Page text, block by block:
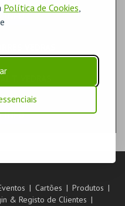
Política de Cookies
e+ INFO
| MULTIDISCIPLINAR
INFO
Cartões
Produtos
& Registo de Clientes